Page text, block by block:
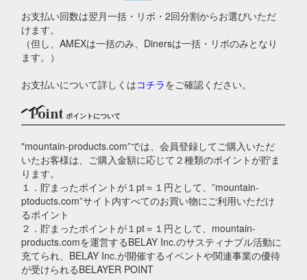
お支払い回数は翌月一括・リボ・2回分割からお選びいただ
けます。
（但し、AMEXは一括のみ、Dinersは一括・リボのみとなり
ます。）
お支払いについて詳しくはコチラをご確認ください。
Point ポイントについて
"mountain-products.com”では、会員登録してご購入いただ
いたお客様は、ご購入金額に応じて２種類のポイントが貯ま
ります。
１．貯まったポイントが１pt＝１円として、”mountain-
ptoducts.com”サイト内すべてのお買い物にご利用いただけ
るポイント
２．貯まったポイントが１pt＝１円として、mountain-
products.comを運営するBELAY Inc.のサスティナブル活動に
充てられ、BELAY Inc.が開催するイベントや関連事業の優待
が受けられるBELAYER POINT